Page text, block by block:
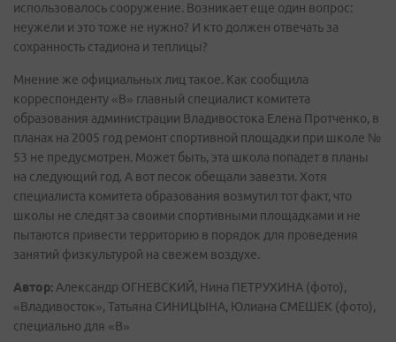
использовалось сооружение. Возникает еще один вопрос:
неужели и это тоже не нужно? И кто должен отвечать за
сохранность стадиона и теплицы?
Мнение же официальных лиц такое. Как сообщила
корреспонденту «В» главный специалист комитета
образования администрации Владивостока Елена Протченко, в
планах на 2005 год ремонт спортивной площадки при школе №
53 не предусмотрен. Может быть, эта школа попадет в планы
на следующий год. А вот песок обещали завезти. Хотя
специалиста комитета образования возмутил тот факт, что
школы не следят за своими спортивными площадками и не
пытаются привести территорию в порядок для проведения
занятий физкультурой на свежем воздухе.
Автор: Александр ОГНЕВСКИЙ, Нина ПЕТРУХИНА (фото),
«Владивосток», Татьяна СИНИЦЫНА, Юлиана СМЕШЕК (фото),
специально для «В»